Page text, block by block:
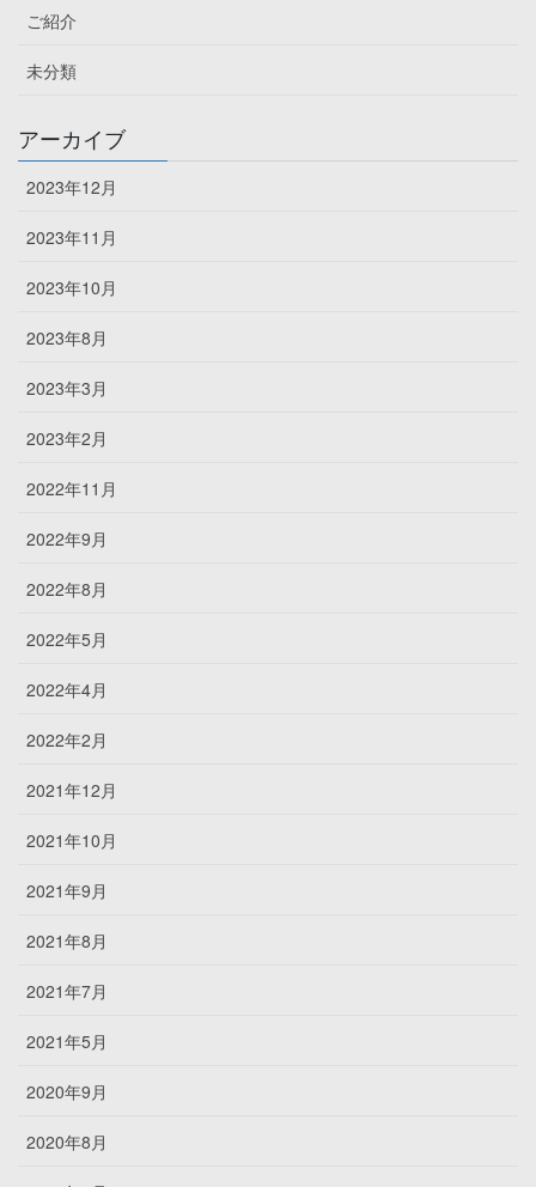
ご紹介
未分類
アーカイブ
2023年12月
2023年11月
2023年10月
2023年8月
2023年3月
2023年2月
2022年11月
2022年9月
2022年8月
2022年5月
2022年4月
2022年2月
2021年12月
2021年10月
2021年9月
2021年8月
2021年7月
2021年5月
2020年9月
2020年8月